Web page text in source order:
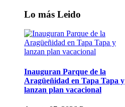
Lo más Leido
Inauguran Parque de la
Aragüeñidad en Tapa Tapa y
lanzan plan vacacional